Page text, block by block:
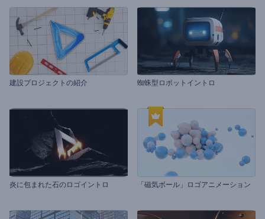
建設プロジェクトの紹介 蜘蛛型ロボットイントロ
炎に包まれた石のロゴイントロ 「磁気ボール」ロゴアニメーション